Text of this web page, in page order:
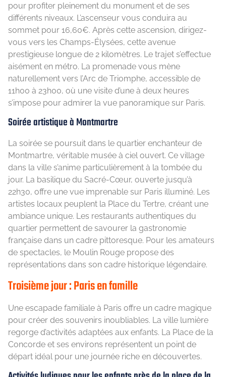
pour profiter pleinement du monument et de ses
différents niveaux. L’ascenseur vous conduira au
sommet pour 16,60€. Après cette ascension, dirigez-
vous vers les Champs-Élysées, cette avenue
prestigieuse longue de 2 kilomètres. Le trajet s’effectue
aisément en métro. La promenade vous mène
naturellement vers l’Arc de Triomphe, accessible de
11h00 à 23h00, où une visite d’une à deux heures
s’impose pour admirer la vue panoramique sur Paris.
Soirée artistique à Montmartre
La soirée se poursuit dans le quartier enchanteur de
Montmartre, véritable musée à ciel ouvert. Ce village
dans la ville s’anime particulièrement à la tombée du
jour. La basilique du Sacré-Cœur, ouverte jusqu’à
22h30, offre une vue imprenable sur Paris illuminé. Les
artistes locaux peuplent la Place du Tertre, créant une
ambiance unique. Les restaurants authentiques du
quartier permettent de savourer la gastronomie
française dans un cadre pittoresque. Pour les amateurs
de spectacles, le Moulin Rouge propose des
représentations dans son cadre historique légendaire.
Troisième jour : Paris en famille
Une escapade familiale à Paris offre un cadre magique
pour créer des souvenirs inoubliables. La ville lumière
regorge d’activités adaptées aux enfants. La Place de la
Concorde et ses environs représentent un point de
départ idéal pour une journée riche en découvertes.